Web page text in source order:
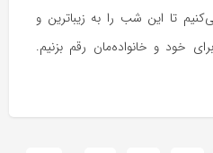
تا این شب را به زیباترین و
خود و خانواده‌مان رقم بزنیم.